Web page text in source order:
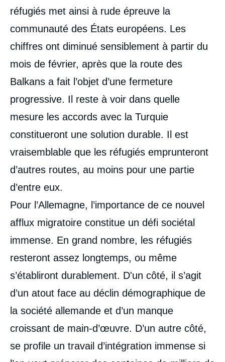
réfugiés met ainsi à rude épreuve la
communauté des États européens. Les
chiffres ont diminué sensiblement à partir du
mois de février, après que la route des
Balkans a fait l’objet d’une fermeture
progressive. Il reste à voir dans quelle
mesure les accords avec la Turquie
constitueront une solution durable. Il est
vraisemblable que les réfugiés emprunteront
d’autres routes, au moins pour une partie
d’entre eux.
Pour l’Allemagne, l’importance de ce nouvel
afflux migratoire constitue un défi sociétal
immense. En grand nombre, les réfugiés
resteront assez longtemps, ou même
s’établiront durablement. D'un côté, il s’agit
d’un atout face au déclin démographique de
la société allemande et d’un manque
croissant de main-d’œuvre. D’un autre côté,
se profile un travail d’intégration immense si